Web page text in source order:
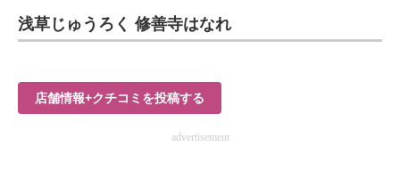
エレクトロニクス専門サイト
エネルギーの専門メディア
建設×テクノロジーの最前線
浅草じゅうろく 修善寺はなれ
店舗情報+クチコミを投稿する
advertisement